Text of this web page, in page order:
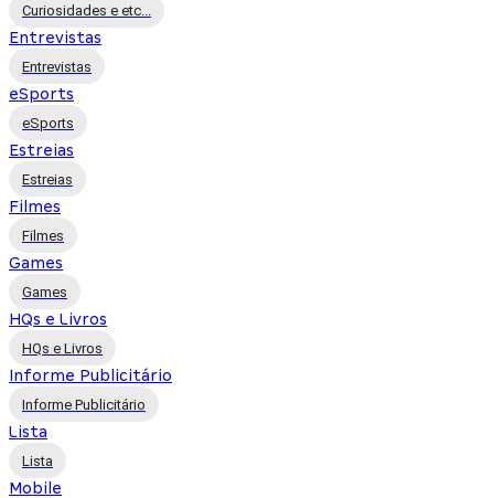
Curiosidades e etc...
Entrevistas
Entrevistas
eSports
eSports
Estreias
Estreias
Filmes
Filmes
Games
Games
HQs e Livros
HQs e Livros
Informe Publicitário
Informe Publicitário
Lista
Lista
Mobile